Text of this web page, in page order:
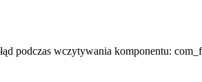
podczas wczytywania komponentu: